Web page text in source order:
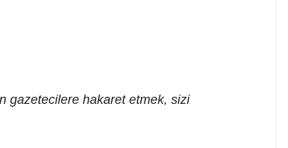
gazetecilere hakaret etmek, sizi